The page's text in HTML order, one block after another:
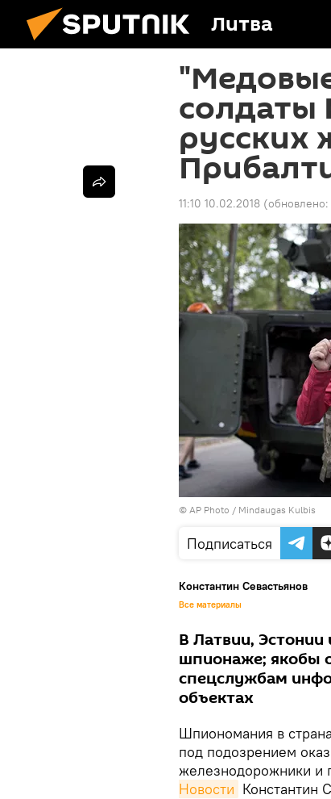
Литва
солдаты
русских
11:10 10.02.2018 (обновлено:
© AP Photo / Mindaugas Kulbis
Подписаться
Константин Севастьянов
Все материалы
В Латвии, Эстонии
шпионаже; якобы
спецслужбам
объектах
Шпиономания в
под подозрением
железнодорожники и
Новости Константин